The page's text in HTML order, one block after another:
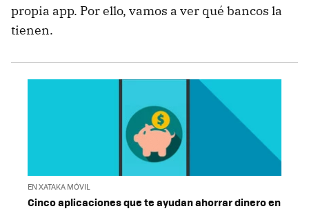
propia app. Por ello, vamos a ver qué bancos la
tienen.
EN XATAKA MÓVIL
Cinco aplicaciones que te ayudan ahorrar dinero en